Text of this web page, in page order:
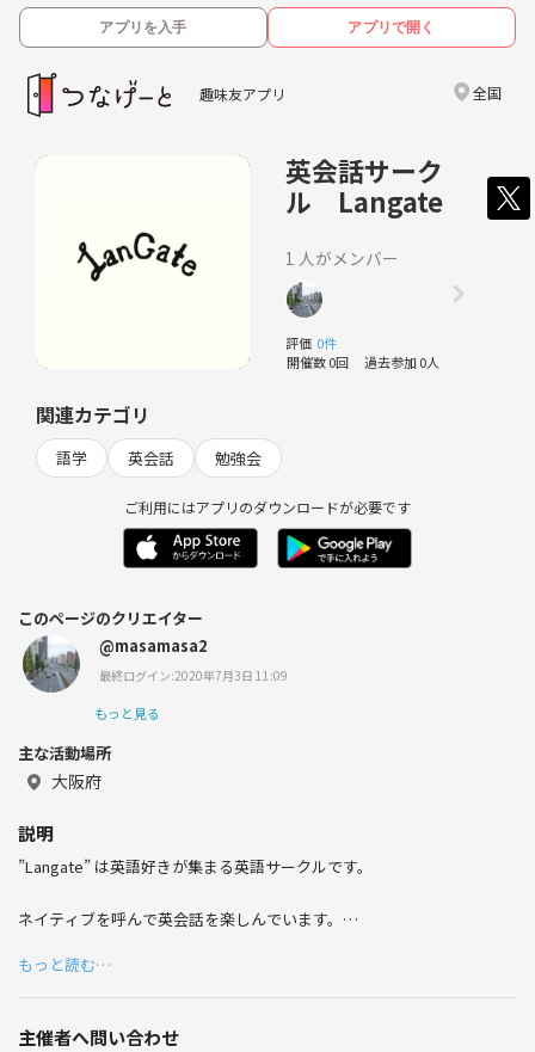
アプリを入手 アプリで開く
趣味友アプリ 全国
英会話サーク
ル Langate
1 人がメンバー
評価 0件
開催数 0回 過去参加 0人
関連カテゴリ
語学 英会話 勉強会
ご利用にはアプリのダウンロードが必要です
このページのクリエイター
@masamasa2
最終ログイン:2020年7月3日 11:09
もっと見る
主な活動場所
大阪府
説明
”Langate” は英語好きが集まる英語サークルです。
ネイティブを呼んで英会話を楽しんでいます。
もっと読む…
主催者へ問い合わせ